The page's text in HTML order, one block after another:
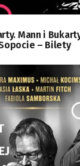
Mann i
– Bilety